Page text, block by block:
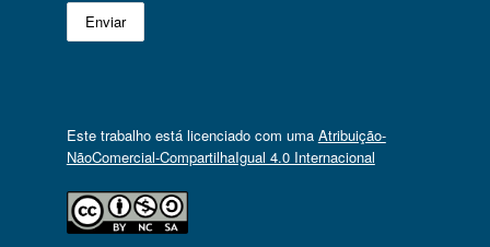
Este trabalho está licenciado com uma Atribuição-
NãoComercial-CompartilhaIgual 4.0 Internacional